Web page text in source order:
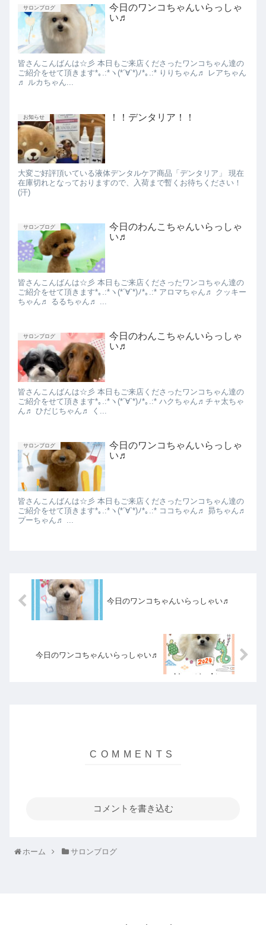
サロンブログ
今日のワンコちゃんいらっしゃ
い♬
皆さんこんばんは☆彡 本日もご来店くださったワンコちゃん達の
ご紹介をせて頂きます*｡.:*ヽ(*´∀︎`*)ﾉ*｡.:* りりちゃん♬ レアちゃん
♬ ルカちゃん...
お知らせ ！！デンタリア！！
大変ご好評頂いている液体デンタルケア商品「デンタリア」 現在
在庫切れとなっておりますので、入荷まで暫くお待ちください！
(汗)
サロンブログ
今日のわんこちゃんいらっしゃ
い♬
皆さんこんばんは☆彡 本日もご来店くださったワンコちゃん達の
ご紹介をせて頂きます*｡.:*ヽ(*´∀︎`*)ﾉ*｡.:* アロマちゃん♬ クッキー
ちゃん♬ るるちゃん♬ ...
サロンブログ
今日のわんこちゃんいらっしゃ
い♬
皆さんこんばんは☆彡 本日もご来店くださったワンコちゃん達の
ご紹介をせて頂きます*｡.:*ヽ(*´∀︎`*)ﾉ*｡.:* ハクちゃん♬チャ太ちゃ
ん♬ ひだじちゃん♬ く...
サロンブログ
今日のワンコちゃんいらっしゃ
い♬
皆さんこんばんは☆彡 本日もご来店くださったワンコちゃん達の
ご紹介をせて頂きます*｡.:*ヽ(*´∀︎`*)ﾉ*｡.:* ココちゃん♬ 昴ちゃん♬
プーちゃん♬ ...
今日のワンコちゃんいらっしゃい♬
今日のワンコちゃんいらっしゃい♬
コメントを書き込む
ホーム サロンブログ